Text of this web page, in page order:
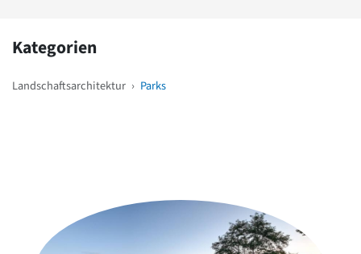
Kategorien
Landschaftsarchitektur › Parks